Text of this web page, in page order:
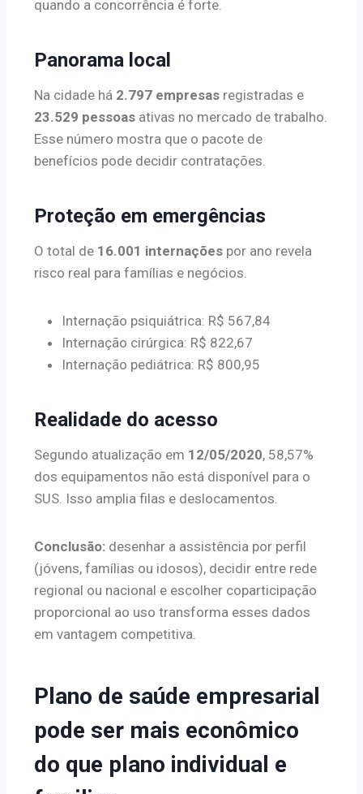
quando a concorrência é forte.
Panorama local
Na cidade há 2.797 empresas registradas e
23.529 pessoas ativas no mercado de trabalho.
Esse número mostra que o pacote de
benefícios pode decidir contratações.
Proteção em emergências
O total de 16.001 internações por ano revela
risco real para famílias e negócios.
Internação psiquiátrica: R$ 567,84
Internação cirúrgica: R$ 822,67
Internação pediátrica: R$ 800,95
Realidade do acesso
Segundo atualização em 12/05/2020, 58,57%
dos equipamentos não está disponível para o
SUS. Isso amplia filas e deslocamentos.
Conclusão: desenhar a assistência por perfil
(jóvens, famílias ou idosos), decidir entre rede
regional ou nacional e escolher coparticipação
proporcional ao uso transforma esses dados
em vantagem competitiva.
Plano de saúde empresarial
pode ser mais econômico
do que plano individual e